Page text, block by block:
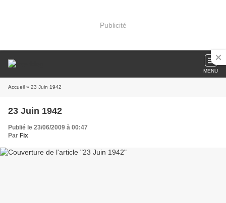
Publicité
MENU
Accueil » 23 Juin 1942
23 Juin 1942
Publié le 23/06/2009 à 00:47
Par Fix